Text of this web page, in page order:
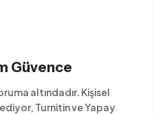
Güvence
altındadır. Kişisel
Turnitin ve Yapay